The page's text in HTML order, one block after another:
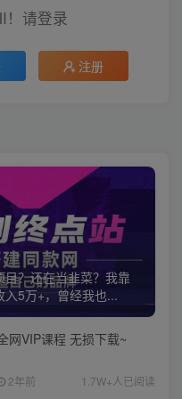
！请登录
注册
目？还在当韭菜？我靠
入5万+，曾经我也...
网VIP课程 无损下载~
2年前 1.7W+人已阅读